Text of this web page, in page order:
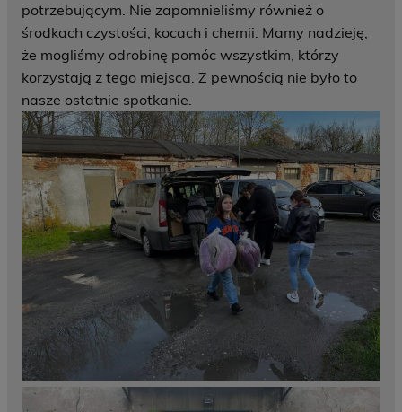
potrzebującym. Nie zapomnieliśmy również o
środkach czystości, kocach i chemii. Mamy nadzieję,
że mogliśmy odrobinę pomóc wszystkim, którzy
korzystają z tego miejsca. Z pewnością nie było to
nasze ostatnie spotkanie.